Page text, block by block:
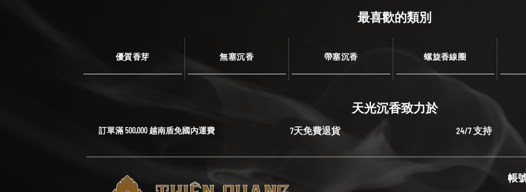
最喜歡的類別
優質香芽 無塞沉香 帶塞沉香 螺旋香線圈
天光沉香致力於
訂單滿 500,000 越南盾免國內運費 7天免費退貨 24/7 支持
帳